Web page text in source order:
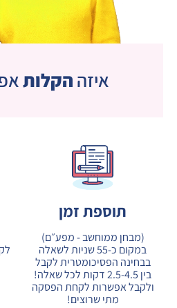
איזההקלות
תוספת זמן
(מבחן ממוחשב - מפע״ם)
במקום כ-55 שניות לשאלה
בבחינה הפסיכומטרית לקבל
בין 2.5-4.5 דקות לכל שאלה!
ולקבל אפשרות לקחת הפסקה
מתי שרוצים!